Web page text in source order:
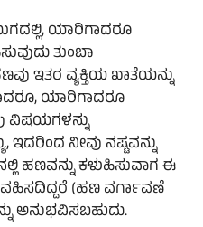
ಯಾರಿಗಾದರೂ
ತುಂಬಾ
ಇತರ ವ್ಯಕ್ತಿಯ ಖಾತೆಯನ್ನು
ಯಾರಿಗಾದರೂ
ವಿಷಯಗಳನ್ನು
ಇದರಿಂದ ನೀವು ನಷ್ಟವನ್ನು
ಹಣವನ್ನು ಕಳುಹಿಸುವಾಗ ಈ
(ಹಣ ವರ್ಗಾವಣೆ
ಅನುಭವಿಸಬಹುದು.